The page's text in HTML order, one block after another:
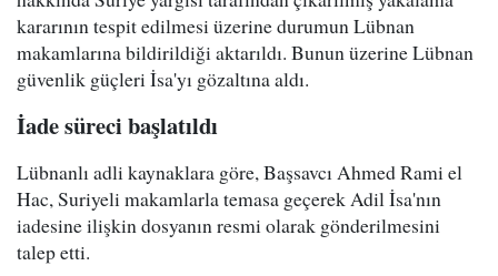
kararının tespit edilmesi üzerine durumun Lübnan
makamlarına bildirildiği aktarıldı. Bunun üzerine Lübnan
güvenlik güçleri İsa'yı gözaltına aldı.
İade süreci başlatıldı
Lübnanlı adli kaynaklara göre, Başsavcı Ahmed Rami el
Hac, Suriyeli makamlarla temasa geçerek Adil İsa'nın
iadesine ilişkin dosyanın resmi olarak gönderilmesini
talep etti.